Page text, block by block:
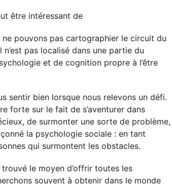
être intéressant de
pouvons pas cartographier le circuit du
pas localisé dans une partie du
et de cognition propre à l’être
sentir bien lorsque nous relevons un défi.
forte sur le fait de s’aventurer dans
de surmonter une sorte de problème,
la psychologie sociale : en tant
qui surmontent les obstacles.
le moyen d’offrir toutes les
souvent à obtenir dans le monde